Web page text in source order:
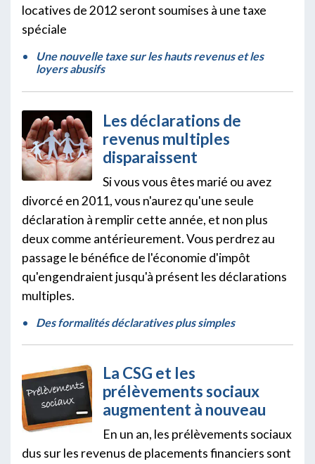
locatives de 2012 seront soumises à une taxe
spéciale
Une nouvelle taxe sur les hauts revenus et les
loyers abusifs
Les déclarations de
revenus multiples
disparaissent
Si vous vous êtes marié ou avez
divorcé en 2011, vous n'aurez qu'une seule
déclaration à remplir cette année, et non plus
deux comme antérieurement. Vous perdrez au
passage le bénéfice de l'économie d'impôt
qu'engendraient jusqu'à présent les déclarations
multiples.
Des formalités déclaratives plus simples
La CSG et les
prélèvements sociaux
augmentent à nouveau
En un an, les prélèvements sociaux
dus sur les revenus de placements financiers sont